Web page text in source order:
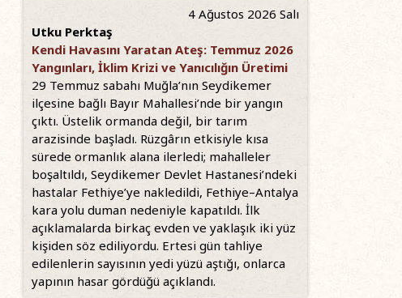
4 Ağustos 2026 Salı
Utku Perktaş
Kendi Havasını Yaratan Ateş: Temmuz 2026
Yangınları, İklim Krizi ve Yanıcılığın Üretimi
29 Temmuz sabahı Muğla’nın Seydikemer
ilçesine bağlı Bayır Mahallesi’nde bir yangın
çıktı. Üstelik ormanda değil, bir tarım
arazisinde başladı. Rüzgârın etkisiyle kısa
sürede ormanlık alana ilerledi; mahalleler
boşaltıldı, Seydikemer Devlet Hastanesi’ndeki
hastalar Fethiye’ye nakledildi, Fethiye–Antalya
kara yolu duman nedeniyle kapatıldı. İlk
açıklamalarda birkaç evden ve yaklaşık iki yüz
kişiden söz ediliyordu. Ertesi gün tahliye
edilenlerin sayısının yedi yüzü aştığı, onlarca
yapının hasar gördüğü açıklandı.